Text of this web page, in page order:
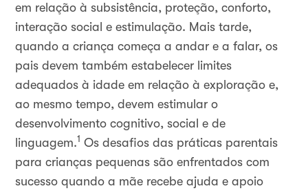
em relação à subsistência, proteção, conforto,
interação social e estimulação. Mais tarde,
quando a criança começa a andar e a falar, os
pais devem também estabelecer limites
adequados à idade em relação à exploração e,
ao mesmo tempo, devem estimular o
desenvolvimento cognitivo, social e de
linguagem.1 Os desafios das práticas parentais
para crianças pequenas são enfrentados com
sucesso quando a mãe recebe ajuda e apoio